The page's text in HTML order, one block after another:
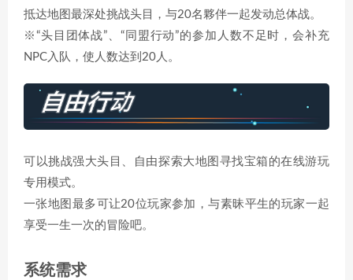
抵达地图最深处挑战头目，与20名夥伴一起发动总体战。
※“头目团体战”、“同盟行动”的参加人数不足时，会补充
NPC入队，使人数达到20人。
可以挑战强大头目、自由探索大地图寻找宝箱的在线游玩
专用模式。
一张地图最多可让20位玩家参加，与素昧平生的玩家一起
享受一生一次的冒险吧。
系统需求